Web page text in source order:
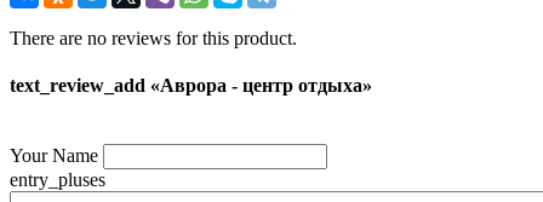
There are no reviews for this product.
text_review_add «Аврора - центр отдыха»
Your Name
entry_pluses